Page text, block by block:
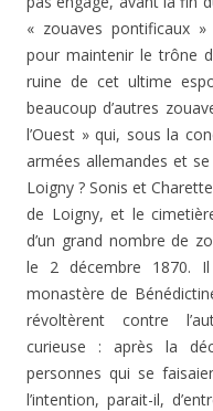
« zouaves pontificaux
pour maintenir le trône
ruine de cet ultime
beaucoup d’autres
l’Ouest » qui, sous la
armées allemandes et
Loigny ? Sonis et
de Loigny, et le
d’un grand nombre de
le 2 dé­cembre 1870.
monastère de
révoltèrent contre
curieuse : après la
personnes qui se
l’intention, pa­rait-il,